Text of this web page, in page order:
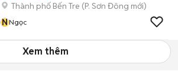
Thành phố Bến Tre (P. Sơn Đông mới)
NNgọc
Xem thêm